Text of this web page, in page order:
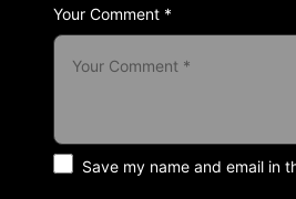
Your Comment *
Save my name and email in